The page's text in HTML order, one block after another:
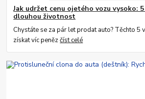
Jak udržet cenu ojetého vozu vysoko:
dlouhou životnost
Chystáte se za pár let prodat auto? Těchto 5
získat víc penězčíst celé